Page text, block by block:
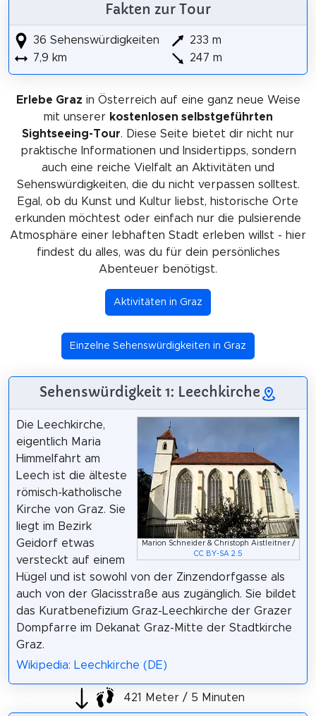
Fakten zur Tour
36 Sehenswürdigkeiten
7,9 km
233 m
247 m
Erlebe Graz in Österreich auf eine ganz neue Weise
mit unserer kostenlosen selbstgeführten
Sightseeing-Tour. Diese Seite bietet dir nicht nur
praktische Informationen und Insidertipps, sondern
auch eine reiche Vielfalt an Aktivitäten und
Sehenswürdigkeiten, die du nicht verpassen solltest.
Egal, ob du Kunst und Kultur liebst, historische Orte
erkunden möchtest oder einfach nur die pulsierende
Atmosphäre einer lebhaften Stadt erleben willst - hier
findest du alles, was du für dein persönliches
Abenteuer benötigst.
Aktivitäten in Graz
Einzelne Sehenswürdigkeiten in Graz
Sehenswürdigkeit 1: Leechkirche
Marion Schneider & Christoph Aistleitner /
CC BY-SA 2.5
Die Leechkirche,
eigentlich Maria
Himmelfahrt am
Leech ist die älteste
römisch-katholische
Kirche von Graz. Sie
liegt im Bezirk
Geidorf etwas
versteckt auf einem
Hügel und ist sowohl von der Zinzendorfgasse als
auch von der Glacisstraße aus zugänglich. Sie bildet
das Kuratbenefizium Graz-Leechkirche der Grazer
Dompfarre im Dekanat Graz-Mitte der Stadtkirche
Graz.
Wikipedia: Leechkirche (DE)
421 Meter / 5 Minuten